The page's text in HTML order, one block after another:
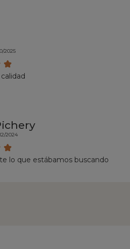
2025
2024
lo que estábamos buscando